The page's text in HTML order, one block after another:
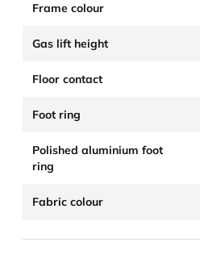
Frame colour
Gas lift height
Floor contact
Foot ring
Polished aluminium foot
ring
Fabric colour